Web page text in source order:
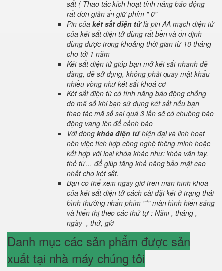
sắt ( Thao tác kích hoạt tính năng báo động
rất đơn giản ấn giữ phím " 0"
Pin của két sắt điện tửlà pin AA mạch điện tử
của két sắt điện tử dùng rất bền và ổn định
dùng được trong khoảng thời gian từ 10 tháng
cho tới 1 năm
Két sắt điện tử giúp bạn mở két sắt nhanh dễ
dàng, dễ sử dụng, không phải quay mật khẩu
nhiều vòng như két sắt khoá cơ
Két sắt điện tử có tính năng báo động chống
dò mã số khi bạn sử dụng két sắt nếu bạn
thao tác mã số sai quá 3 lần sẽ có chuông báo
động vang lên để cảnh báo
Với dòng khóa điện tửhiện đại và linh hoạt
nên việc tích hợp công nghệ thông minh hoặc
kết hợp với loại khóa khác như: khóa vân tay,
thẻ từ… để giúp tăng khả năng bảo mật cao
nhất cho két sắt.
Bạn có thể xem ngày giờ trên màn hình khoá
của két sắt điện tử cách cài đặt két ở trạng thái
bình thường nhấn phím "*" màn hình hiển sáng
và hiển thị theo các thứ tự : Năm , tháng ,
ngày , thứ, giờ
Danh mục các sản phẩm được sản
xuất tại nhà máy chúng tôi